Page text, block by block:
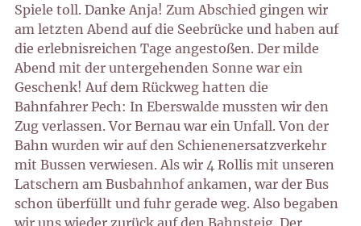
Spiele toll. Danke Anja! Zum Abschied gingen wir
am letzten Abend auf die Seebrücke und haben auf
die erlebnisreichen Tage angestoßen. Der milde
Abend mit der untergehenden Sonne war ein
Geschenk! Auf dem Rückweg hatten die
Bahnfahrer Pech: In Eberswalde mussten wir den
Zug verlassen. Vor Bernau war ein Unfall. Von der
Bahn wurden wir auf den Schienenersatzverkehr
mit Bussen verwiesen. Als wir 4 Rollis mit unseren
Latschern am Busbahnhof ankamen, war der Bus
schon überfüllt und fuhr gerade weg. Also begaben
wir uns wieder zurück auf den Bahnsteig. Der